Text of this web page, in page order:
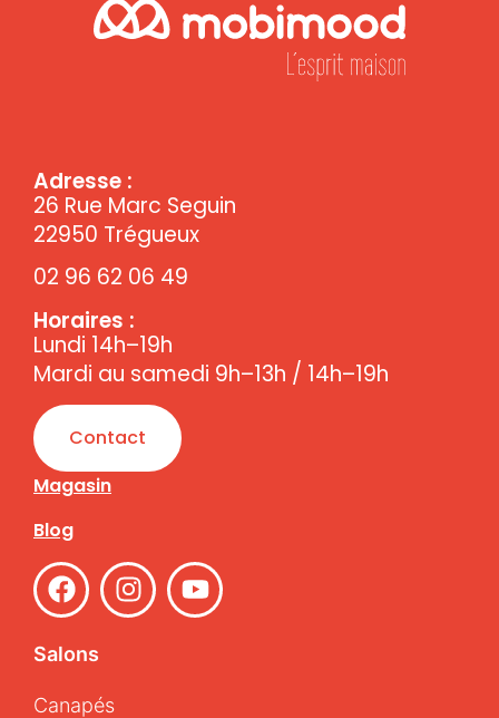
Adresse :
26 Rue Marc Seguin
22950 Trégueux
02 96 62 06 49
Horaires :
Lundi 14h–19h
Mardi au samedi 9h–13h / 14h–19h
Contact
Magasin
Blog
Salons
Canapés